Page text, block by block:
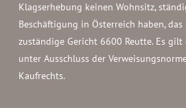
Klagserhebung keinen Wohnsitz,
Beschäftigung in Österreich haben,
zuständige Gericht 6600 Reutte. Es gilt
unter Ausschluss der
Kaufrechts.